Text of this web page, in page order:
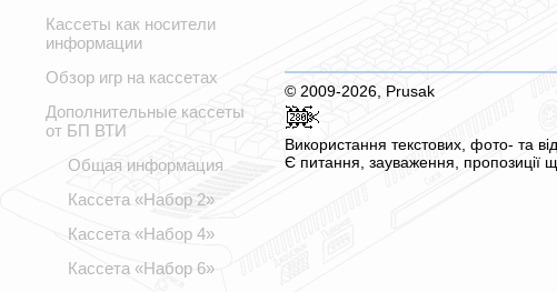
Кассеты как носители
информации
Обзор игр на кассетах
Дополнительные кассеты
от БП ВТИ
Общая информация
Кассета «Набор 2»
Кассета «Набор 4»
Кассета «Набор 6»
© 2009-2026, Prusak
Використання текстових, фото- та
Є питання, зауваження, пропозиції